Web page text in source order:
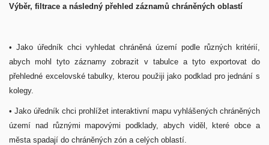
Výběr, filtrace a následný přehled záznamů chráněných oblastí
• Jako úředník chci vyhledat chráněná území podle různých kritérií,
abych mohl tyto záznamy zobrazit v tabulce a tyto exportovat do
přehledné excelovské tabulky, kterou použiji jako podklad pro jednání s
kolegy.
• Jako úředník chci prohlížet interaktivní mapu vyhlášených chráněných
území nad různými mapovými podklady, abych viděl, které obce a
města spadají do chráněných zón a celých oblastí.